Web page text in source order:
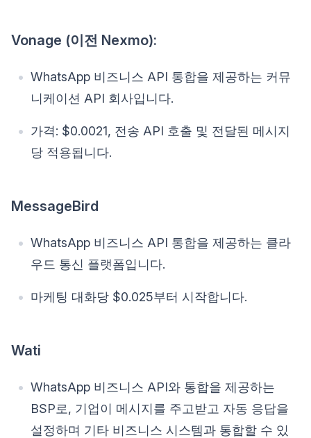
Vonage (이전 Nexmo):
WhatsApp 비즈니스 API 통합을 제공하는 커뮤
니케이션 API 회사입니다.
가격: $0.0021, 전송 API 호출 및 전달된 메시지
당 적용됩니다.
MessageBird
WhatsApp 비즈니스 API 통합을 제공하는 클라
우드 통신 플랫폼입니다.
마케팅 대화당 $0.025부터 시작합니다.
Wati
WhatsApp 비즈니스 API와 통합을 제공하는
BSP로, 기업이 메시지를 주고받고 자동 응답을
설정하며 기타 비즈니스 시스템과 통합할 수 있